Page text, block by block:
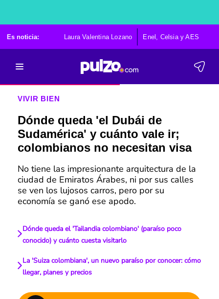
Es noticia: Laura Valentina Lozano Enel, Celsia y AES
VIVIR BIEN
Dónde queda 'el Dubái de
Sudamérica' y cuánto vale ir;
colombianos no necesitan visa
No tiene las impresionante arquitectura de la
ciudad de Emiratos Árabes, ni por sus calles
se ven los lujosos carros, pero por su
economía se ganó ese apodo.
Dónde queda el 'Tailandia colombiano' (paraíso poco
conocido) y cuánto cuesta visitarlo
La 'Suiza colombiana', un nuevo paraíso por conocer: cómo
llegar, planes y precios